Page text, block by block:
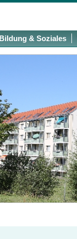
Bildung & Soziales